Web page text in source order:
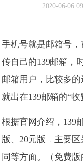
2020-06-06
手机号就是邮箱号
传自己的139邮箱，
邮箱用户，比较多
就出在139邮箱的“收
根据官网介绍，139
版、20元版，主要
同等方面。（免费版